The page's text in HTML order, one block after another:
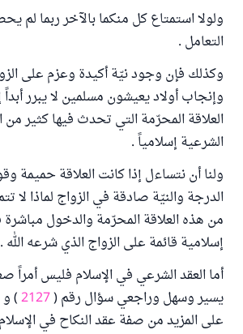
ولولا استمتاع كل منكما بالآخر ربما لم
التعامل .
وكذلك فإن وجود نيّة أكيدة وعزم على
وإنجاب أولاد يعيشون مسلمين لا يبرر
العلاقة المحرّمة التي تحدث فيها كثير
الشرعية إسلامياً .
ولنا أن نتساءل إذا كانت العلاقة حميمة
الدرجة والنيّة صادقة في الزواج لماذا لا
من هذه العلاقة المحرّمة والدخول
إسلامية قائمة على الزواج الذي شرعه الله .
أما العقد الشرعي في الإسلام فليس أمراً
يسير وسهل وراجعي سؤال رقم (2127
)
على المزيد من صفة عقد النكاح في